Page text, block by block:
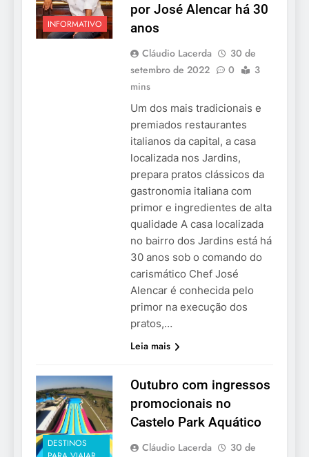
INFORMATIVO
por José Alencar há 30
anos
Cláudio Lacerda
30 de
setembro de 2022
0
3
mins
Um dos mais tradicionais e
premiados restaurantes
italianos da capital, a casa
localizada nos Jardins,
prepara pratos clássicos da
gastronomia italiana com
primor e ingredientes de alta
qualidade A casa localizada
no bairro dos Jardins está há
30 anos sob o comando do
carismático Chef José
Alencar é conhecida pelo
primor na execução dos
pratos,…
Leia mais
DESTINOS
Outubro com ingressos
promocionais no
Castelo Park Aquático
Cláudio Lacerda
30 de